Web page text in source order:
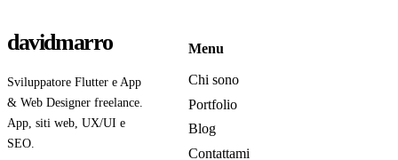
davidmarro
Sviluppatore Flutter e App
& Web Designer freelance.
App, siti web, UX/UI e
SEO.
Menu
Chi sono
Portfolio
Blog
Contattami